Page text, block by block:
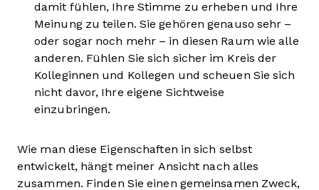
damit fühlen, Ihre Stimme zu erheben und Ihre
Meinung zu teilen. Sie gehören genauso sehr –
oder sogar noch mehr – in diesen Raum wie alle
anderen. Fühlen Sie sich sicher im Kreis der
Kolleginnen und Kollegen und scheuen Sie sich
nicht davor, Ihre eigene Sichtweise
einzubringen.
Wie man diese Eigenschaften in sich selbst
entwickelt, hängt meiner Ansicht nach alles
zusammen. Finden Sie einen gemeinsamen Zweck,